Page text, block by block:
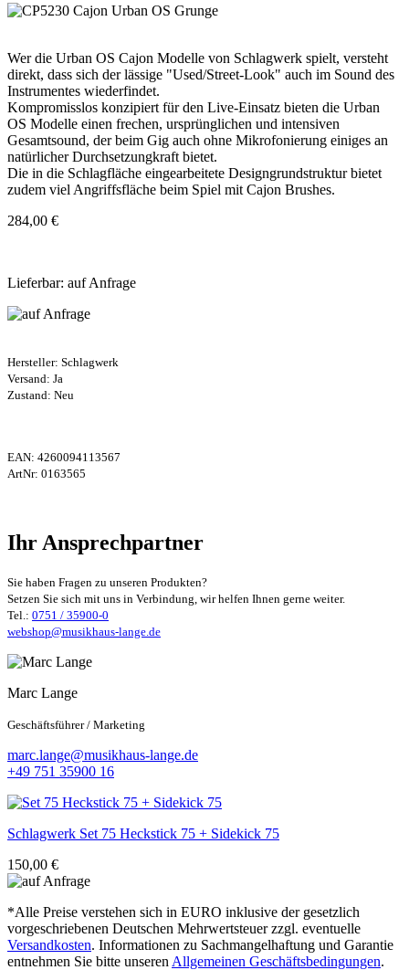
Wer die Urban OS Cajon Modelle von Schlagwerk spielt, versteht
direkt, dass sich der lässige "Used/Street-Look" auch im Sound des
Instrumentes wiederfindet.
Kompromisslos konzipiert für den Live-Einsatz bieten die Urban
OS Modelle einen frechen, ursprünglichen und intensiven
Gesamtsound, der beim Gig auch ohne Mikrofonierung einiges an
natürlicher Durchsetzungkraft bietet.
Die in die Schlagfläche eingearbeitete Designgrundstruktur bietet
zudem viel Angriffsfläche beim Spiel mit Cajon Brushes.
284,00 €
Lieferbar: auf Anfrage
Hersteller: Schlagwerk
Versand: Ja
Zustand: Neu
EAN: 4260094113567
ArtNr: 0163565
Ihr Ansprechpartner
Sie haben Fragen zu unseren Produkten?
Setzen Sie sich mit uns in Verbindung, wir helfen Ihnen gerne weiter.
Tel.: 0751 / 35900-0
webshop@musikhaus-lange.de
Marc Lange
Geschäftsführer / Marketing
marc.lange@musikhaus-lange.de
+49 751 35900 16
Schlagwerk Set 75 Heckstick 75 + Sidekick 75
150,00 €
*Alle Preise verstehen sich in EURO inklusive der gesetzlich
vorgeschriebenen Deutschen Mehrwertsteuer zzgl. eventuelle
Versandkosten. Informationen zu Sachmangelhaftung und Garantie
entnehmen Sie bitte unseren Allgemeinen Geschäftsbedingungen.